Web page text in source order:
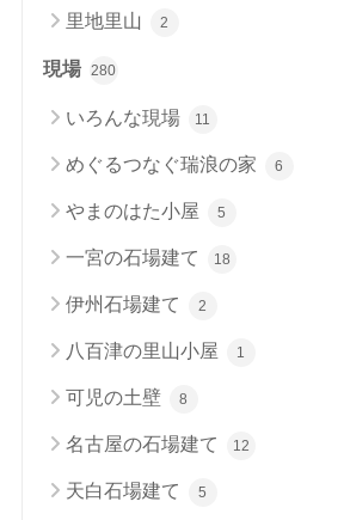
里地里山 2
現場 280
いろんな現場 11
めぐるつなぐ瑞浪の家 6
やまのはた小屋 5
一宮の石場建て 18
伊州石場建て 2
八百津の里山小屋 1
可児の土壁 8
名古屋の石場建て 12
天白石場建て 5